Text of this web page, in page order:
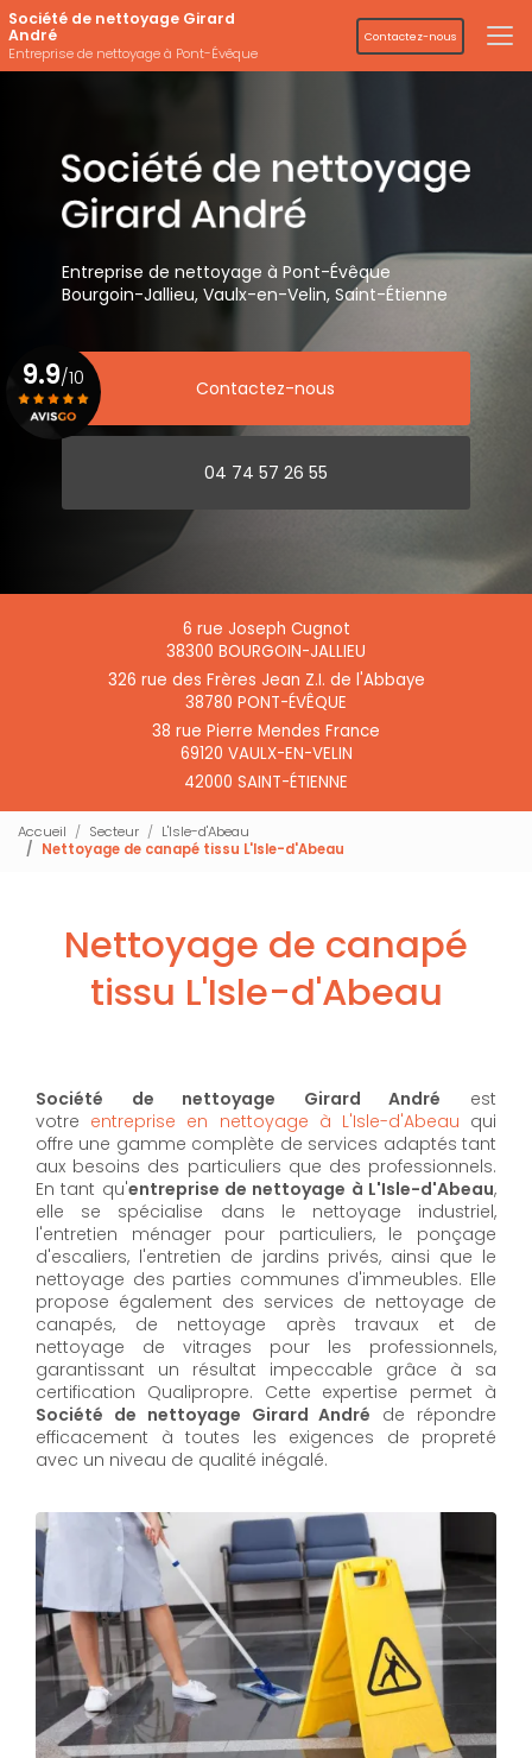
Aller
au
contenu
principal
Société de nettoyage Girard
André
Entreprise de nettoyage à Pont-Évêque
Contactez-nous
Entreprise de nettoyage à Pont-Évêque
Bourgoin-Jallieu, Vaulx-en-Velin, Saint-Étienne
Contactez-nous
04 74 57 26 55
6 rue Joseph Cugnot
38300 BOURGOIN-JALLIEU
326 rue des Frères Jean Z.I. de l'Abbaye
38780 PONT-ÉVÊQUE
38 rue Pierre Mendes France
69120 VAULX-EN-VELIN
42000 SAINT-ÉTIENNE
9.9/10
Accueil Secteur
L'Isle-d'Abeau
Nettoyage de canapé tissu L'Isle-d'Abeau
Nettoyage de canapé
tissu L'Isle-d'Abeau
Société de nettoyage Girard André est
votre entreprise en nettoyage à L'Isle-d'Abeau qui
offre une gamme complète de services adaptés tant
aux besoins des particuliers que des professionnels.
En tant qu'entreprise de nettoyage à L'Isle-d'Abeau,
elle se spécialise dans le nettoyage industriel,
l'entretien ménager pour particuliers, le ponçage
d'escaliers, l'entretien de jardins privés, ainsi que le
nettoyage des parties communes d'immeubles. Elle
propose également des services de nettoyage de
canapés, de nettoyage après travaux et de
nettoyage de vitrages pour les professionnels,
garantissant un résultat impeccable grâce à sa
certification Qualipropre. Cette expertise permet à
Société de nettoyage Girard André de répondre
efficacement à toutes les exigences de propreté
avec un niveau de qualité inégalé.